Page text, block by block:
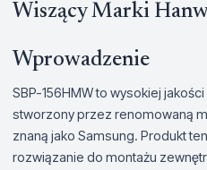
Wiszący Marki
Wprowadzenie
SBP-156HMW to wysokiej
stworzony przez renomowaną
znaną jako Samsung. Produkt
rozwiązanie do montażu